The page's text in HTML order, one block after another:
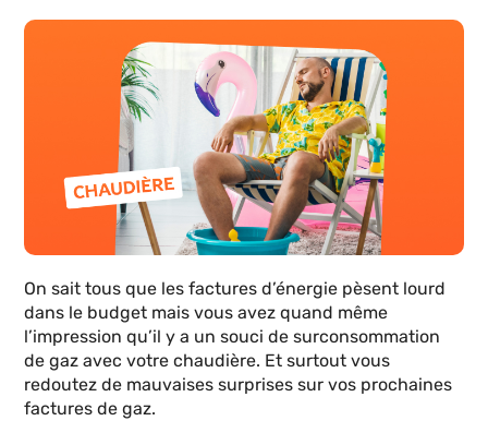
On sait tous que les factures d’énergie pèsent lourd
dans le budget mais vous avez quand même
l’impression qu’il y a un souci de surconsommation
de gaz avec votre chaudière. Et surtout vous
redoutez de mauvaises surprises sur vos prochaines
factures de gaz.